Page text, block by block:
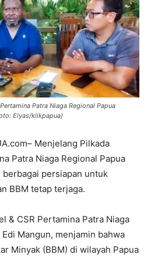
Patra Niaga Regional Papua
Elyas/klikpapua)
Menjelang Pilkada
Patra Niaga Regional Papua
persiapan untuk
BBM tetap terjaga.
& CSR Pertamina Patra Niaga
Mangun, menjamin bahwa
Minyak (BBM) di wilayah Papua